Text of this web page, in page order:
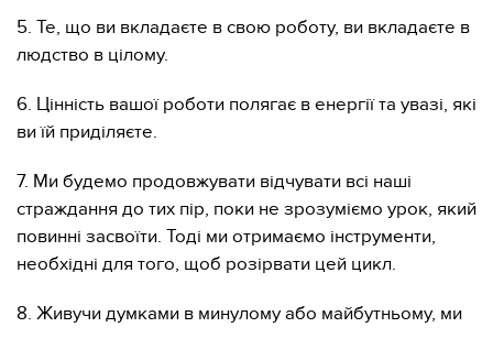
5. Те, що ви вкладаєте в свою роботу, ви вкладаєте в
людство в цілому.
6. Цінність вашої роботи полягає в енергії та увазі, які
ви їй приділяєте.
7. Ми будемо продовжувати відчувати всі наші
страждання до тих пір, поки не зрозуміємо урок, який
повинні засвоїти. Тоді ми отримаємо інструменти,
необхідні для того, щоб розірвати цей цикл.
8. Живучи думками в минулому або майбутньому, ми